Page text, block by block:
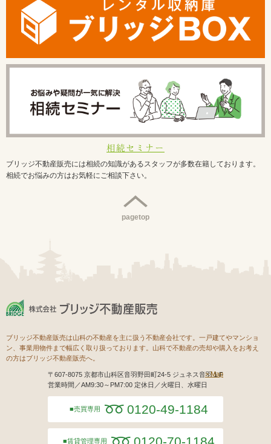
相続セミナー
ブリッジ不動産販売には相続の知識があるスタッフが多数在籍しております。
相続でお悩みの方はお気軽にご相談下さい。
pagetop
ブリッジ不動産販売は山科の不動産を主に扱う不動産会社です。一戸建てやマンショ
ン、事業用物件まで幅広く取り扱っております。山科で不動産の売却や購入をお考え
の方はブリッジ不動産販売へ。
Map
〒607-8075 京都市山科区音羽野田町24-5 ジュネス音羽１F
営業時間／AM9:30～PM7:00 定休日／火曜日、水曜日
売買専用 0120-49-1184
賃貸管理専用